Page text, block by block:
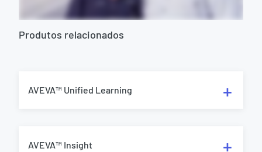
Produtos relacionados
AVEVA™ Unified Learning
AVEVA™ Insight